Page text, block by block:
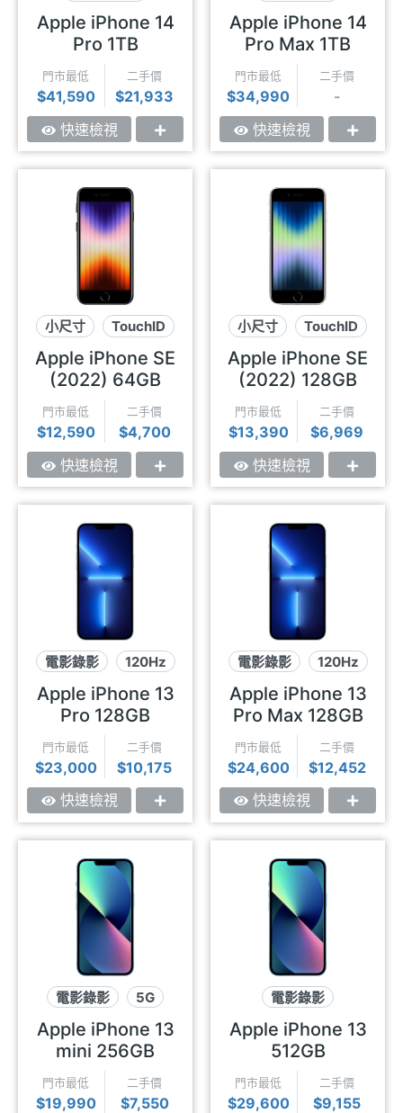
極致性能
動態島
Apple iPhone 14
Pro 1TB
門市最低
$41,590
二手價
$21,933
快速檢視
極致性能
動態島
Apple iPhone 14
Pro Max 1TB
門市最低
$34,990
二手價
-
快速檢視
小尺寸
TouchID
5G
Apple iPhone SE
(2022) 64GB
門市最低
$12,590
二手價
$4,700
快速檢視
小尺寸
TouchID
5G
Apple iPhone SE
(2022) 128GB
門市最低
$13,390
二手價
$6,969
快速檢視
電影錄影
120Hz
微距攝影
Apple iPhone 13
Pro 128GB
門市最低
$23,000
二手價
$10,175
快速檢視
電影錄影
120Hz
微距攝影
Apple iPhone 13
Pro Max 128GB
門市最低
$24,600
二手價
$12,452
快速檢視
電影錄影
5G
感光元件OIS
Apple iPhone 13
mini 256GB
門市最低
$19,990
二手價
$7,550
電影錄影
感光元件OIS
5G
Apple iPhone 13
512GB
門市最低
$29,600
二手價
$9,155